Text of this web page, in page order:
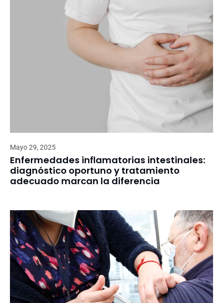
Mayo 29, 2025
Enfermedades inflamatorias intestinales:
diagnóstico oportuno y tratamiento
adecuado marcan la diferencia